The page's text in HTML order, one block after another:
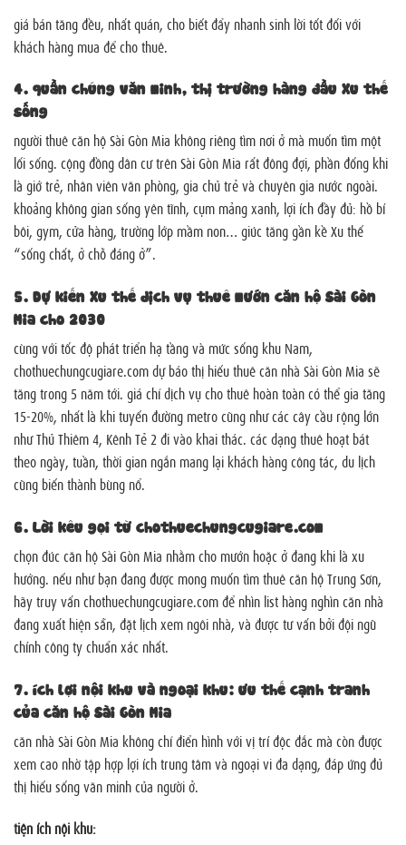
giá bán tăng đều, nhất quán, cho biết đẩy nhanh sinh lời tốt đối với
khách hàng mua để cho thuê.
4. quần chúng văn minh, thị trường hàng đầu Xu thế
sống
người thuê căn hộ Sài Gòn Mia không riêng tìm nơi ở mà muốn tìm một
lối sống. cộng đồng dân cư trên Sài Gòn Mia rất đông đợi, phần đống khi
là giớ trẻ, nhân viên văn phòng, gia chủ trẻ và chuyên gia nước ngoài.
khoảng không gian sống yên tĩnh, cụm mảng xanh, lợi ích đầy đủ: hồ bí
bôi, gym, cửa hàng, trường lớp mầm non… giúc tăng gần kề Xu thế
“sống chất, ở chỗ đáng ở”.
5. Dự kiến Xu thế dịch vụ thuê mướn căn hộ Sài Gòn
Mia cho 2030
cùng với tốc độ phát triển hạ tầng và mức sống khu Nam,
chothuechungcugiare.com dự báo thị hiếu thuê căn nhà Sài Gòn Mia sẽ
tăng trong 5 năm tới. giá chỉ dịch vụ cho thuê hoàn toàn có thể gia tăng
15-20%, nhất là khi tuyến đường metro cũng như các cây cầu rộng lớn
như Thủ Thiêm 4, Kênh Tẻ 2 đi vào khai thác. các dạng thuê hoạt bát
theo ngày, tuần, thời gian ngắn mang lại khách hàng công tác, du lịch
cũng biến thành bùng nổ.
6. Lời kêu gọi từ chothuechungcugiare.com
chọn đúc căn hộ Sài Gòn Mia nhằm cho mướn hoặc ở đang khi là xu
hướng. nếu như bạn đang được mong muốn tìm thuê căn hộ Trung Sơn,
hãy truy vấn chothuechungcugiare.com để nhìn list hàng nghìn căn nhà
đang xuất hiện sẵn, đặt lịch xem ngôi nhà, và được tư vấn bởi đội ngũ
chính công ty chuẩn xác nhất.
7. ích lợi nội khu và ngoại khu: ưu thế cạnh tranh
của căn hộ Sài Gòn Mia
căn nhà Sài Gòn Mia không chỉ điển hình với vị trí độc đắc mà còn được
xem cao nhờ tập hợp lợi ích trung tâm và ngoại vi đa dạng, đáp ứng đủ
thị hiếu sống văn minh của người ở.
tiện ích nội khu: